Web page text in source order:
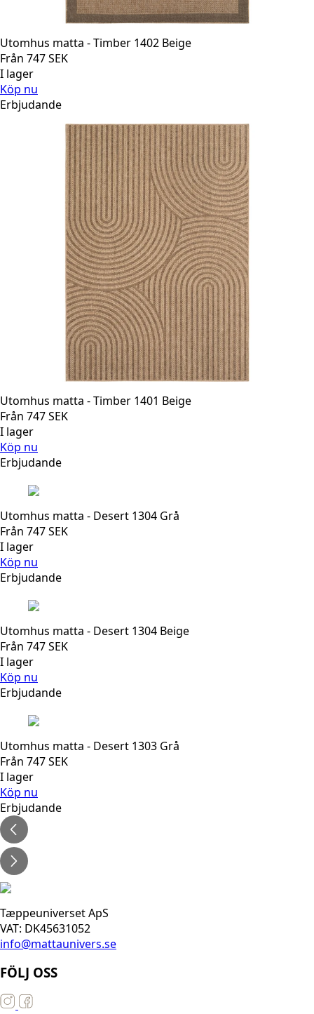
Utomhus matta - Timber 1402 Beige
Från 747SEK
I lager
Köp nu
Erbjudande
Utomhus matta - Timber 1401 Beige
Från 747SEK
I lager
Köp nu
Erbjudande
Utomhus matta - Desert 1304 Grå
Från 747SEK
I lager
Köp nu
Erbjudande
Utomhus matta - Desert 1304 Beige
Från 747SEK
I lager
Köp nu
Erbjudande
Utomhus matta - Desert 1303 Grå
Från 747SEK
I lager
Köp nu
Erbjudande
Tæppeuniverset ApS
VAT: DK45631052
info@mattaunivers.se
FÖLJ OSS